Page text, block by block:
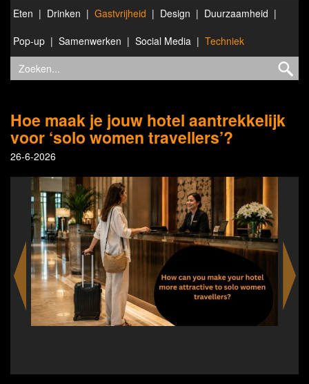
Eten Drinken Gastvrijheid Design
Duurzaamheid
Pop-up
Samenwerken Social Media Techniek
Hoe maak je jouw hotel aantrekkelijk
voor ‘solo women travellers’?
26-6-2026